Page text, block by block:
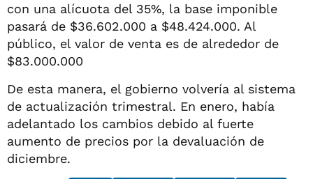
con una alícuota del 35%, la base imponible
pasará de $36.602.000 a $48.424.000. Al
público, el valor de venta es de alrededor de
$83.000.000
De esta manera, el gobierno volvería al sistema
de actualización trimestral. En enero, había
adelantado los cambios debido al fuerte
aumento de precios por la devaluación de
diciembre.